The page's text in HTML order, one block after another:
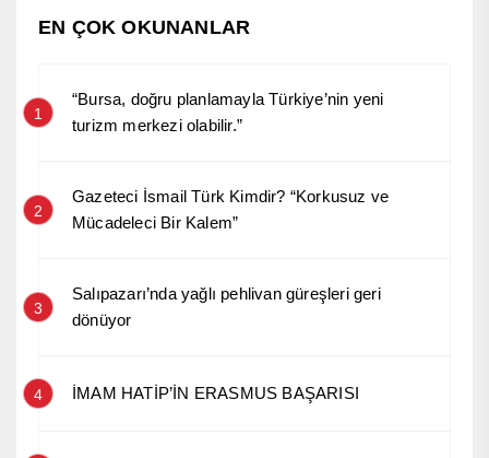
EN ÇOK OKUNANLAR
1
“Bursa, doğru planlamayla Türkiye’nin yeni
turizm merkezi olabilir.”
2
Gazeteci İsmail Türk Kimdir? “Korkusuz ve
Mücadeleci Bir Kalem”
3
Salıpazarı’nda yağlı pehlivan güreşleri geri
dönüyor
4 İMAM HATİP’İN ERASMUS BAŞARISI